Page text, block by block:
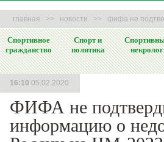
главная >> новости >> фифа не
Спортивное
гражданство
Спорт и
политика
некролог
ФИФА не
информацию о
16:10 05.02.2020